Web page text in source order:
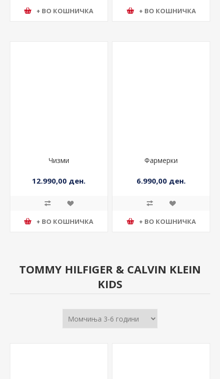
+ ВО КОШНИЧКА + ВО КОШНИЧКА
Чизми
12.990,00 ден.
+ ВО КОШНИЧКА
Фармерки
6.990,00 ден.
+ ВО КОШНИЧКА
TOMMY HILFIGER & CALVIN KLEIN
KIDS